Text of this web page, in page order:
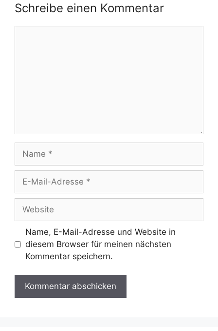
Schreibe einen Kommentar
Mail-
Adresse
Name, E-Mail-Adresse und Website in
diesem Browser für meinen nächsten
Kommentar speichern.